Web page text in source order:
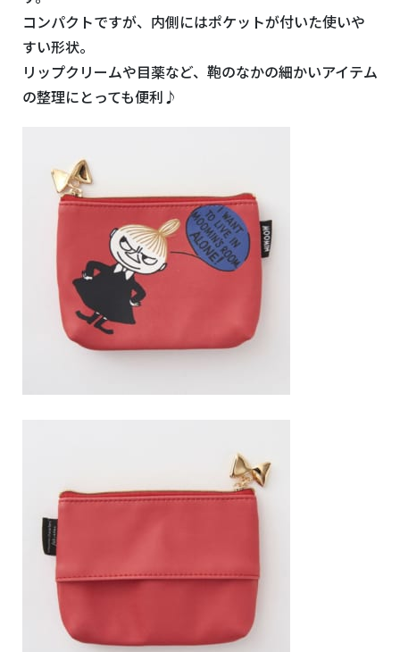
コンパクトですが、内側にはポケットが付いた使いや
すい形状。
リップクリームや目薬など、鞄のなかの細かいアイテム
の整理にとっても便利♪